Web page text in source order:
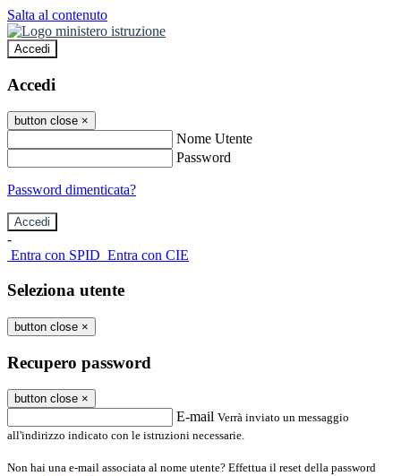
Salta al contenuto
Accedi
Accedi
button close ×
Nome Utente
Password
Password dimenticata?
-
Entra con SPID Entra con CIE
Seleziona utente
button close ×
Recupero password
button close ×
E-mail Verrà inviato un messaggio
all'indirizzo indicato con le istruzioni necessarie.
Non hai una e-mail associata al nome utente? Effettua il reset della password